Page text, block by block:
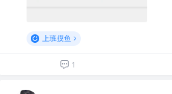
上班摸鱼
1